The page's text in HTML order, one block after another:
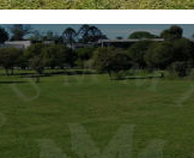
del corredor público
cuyos datos se
describe las
consultar al corredor
por la
arquitectónicas y